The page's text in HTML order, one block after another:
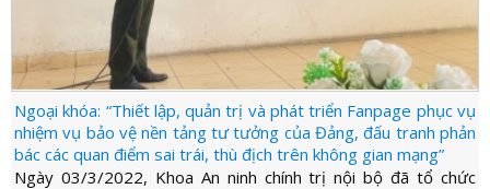
Ngoại khóa: “Thiết lập, quản trị và phát triển Fanpage phục vụ
nhiệm vụ bảo vệ nền tảng tư tưởng của Đảng, đấu tranh phản
bác các quan điểm sai trái, thù địch trên không gian mạng”
Ngày 03/3/2022, Khoa An ninh chính trị nội bộ đã tổ chức